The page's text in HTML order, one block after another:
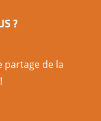
de l’Oise de
: Fondation
Le Centre
[…]
?
partage de la